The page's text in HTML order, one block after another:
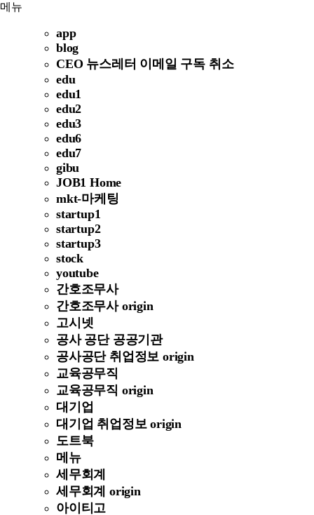
메뉴
app
blog
CEO 뉴스레터 이메일 구독 취소
edu
edu1
edu2
edu3
edu6
edu7
gibu
JOB1 Home
mkt-마케팅
startup1
startup2
startup3
stock
youtube
간호조무사
간호조무사 origin
고시넷
공사 공단 공공기관
공사공단 취업정보 origin
교육공무직
교육공무직 origin
대기업
대기업 취업정보 origin
도트북
메뉴
세무회계
세무회계 origin
아이티고